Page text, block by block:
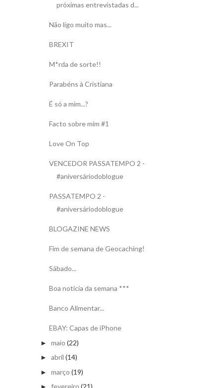
próximas entrevistadas d...
Não ligo muito mas...
BREXIT
M*rda de sorte!!
Parabéns à Cristiana
É só a mim...?
Facto sobre mim #1
Love On Top
VENCEDOR PASSATEMPO 2 -
#aniversáriodoblogue
PASSATEMPO 2 -
#aniversáriodoblogue
BLOGAZINE NEWS
Fim de semana de Geocaching!
Sábado...
Boa notícia da semana ***
Banco Alimentar...
EBAY: Capas de iPhone
► maio (22)
► abril (14)
► março (19)
fevereiro (21)